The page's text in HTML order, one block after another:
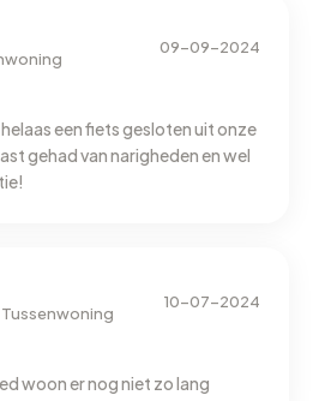
09-09-2024
een fiets gesloten uit onze
gehad van narigheden en wel
Tussenwoning
10-07-2024
woon er nog niet zo lang